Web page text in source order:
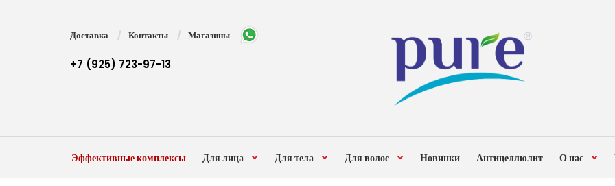
Доставка Контакты Магазины
+7 (925) 723-97-13
Эффективные комплексы Для лица Для тела Для волос Новинки Антицеллюлит О нас